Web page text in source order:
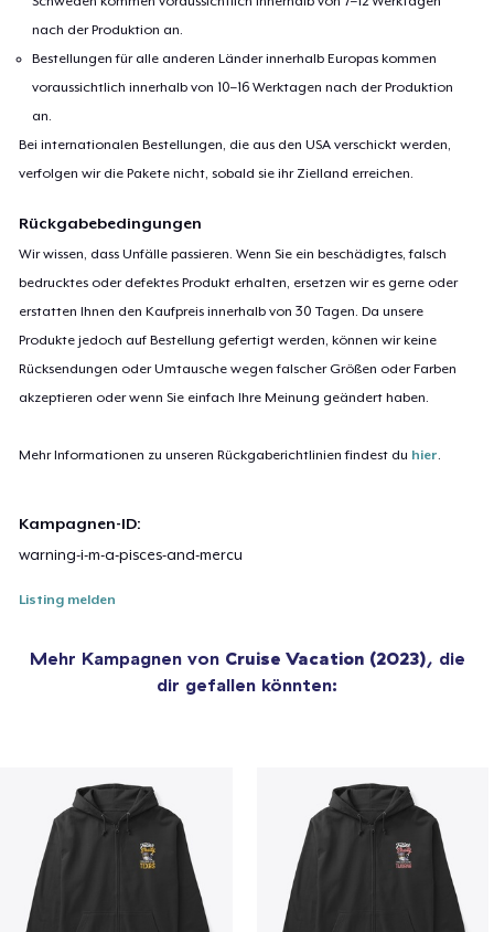
nach der Produktion an.
Bestellungen für alle anderen Länder innerhalb Europas kommen
voraussichtlich innerhalb von 10–16 Werktagen nach der Produktion
an.
Bei internationalen Bestellungen, die aus den USA verschickt werden,
verfolgen wir die Pakete nicht, sobald sie ihr Zielland erreichen.
Rückgabebedingungen
Wir wissen, dass Unfälle passieren. Wenn Sie ein beschädigtes, falsch
bedrucktes oder defektes Produkt erhalten, ersetzen wir es gerne oder
erstatten Ihnen den Kaufpreis innerhalb von 30 Tagen. Da unsere
Produkte jedoch auf Bestellung gefertigt werden, können wir keine
Rücksendungen oder Umtausche wegen falscher Größen oder Farben
akzeptieren oder wenn Sie einfach Ihre Meinung geändert haben.
Mehr Informationen zu unseren Rückgaberichtlinien findest du hier.
Kampagnen-ID:
warning-i-m-a-pisces-and-mercu
Listing melden
Mehr Kampagnen von Cruise Vacation (2023), die
dir gefallen könnten: